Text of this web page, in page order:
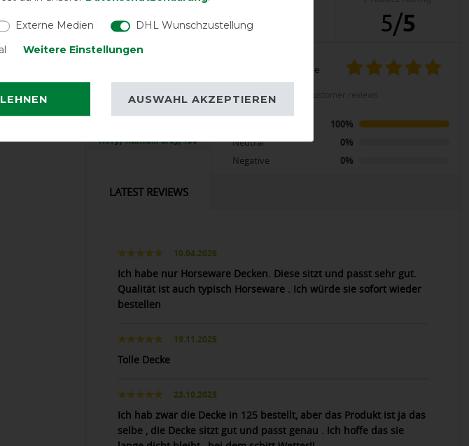
EXCELLENT
Horseware Amigo Ripstop
Navy/Titanium Grey, 130
5/5
product experience
calculated from 10 customer reviews
100%
Neutral
0%
Negative
0%
LATEST REVIEWS
10.04.2026
Ich habe nur Horseware Decken. Diese sitzt und passt sehr gut.
Qualität ist auch typisch Horseware . Ich würde sie sofort wieder
bestellen
19.11.2025
Tolle Decke
23.10.2025
Ich hab zwar die Decke in 125 bestellt, aber das Produkt ist ja das
selbe , die Decke sitzt gut und passt genau . Ich hoffe das sie
Externe Medien
DHL Wunschzustellung
Weitere Einstellungen
AUSWAHL AKZEPTIEREN